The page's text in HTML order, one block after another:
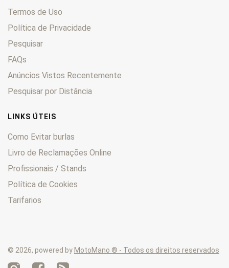
FXDXT 0
FXE 0
FXEF
FXR 0
FXRS
FXS 0
FXST 0
FXSTB 0
FXSTC 0
FXSTD 0
FXSTDI
KHE 0
KHF
Termos de Uso
Política de Privacidade
Pesquisar
FAQs
Anúncios Vistos Recentemente
Pesquisar por Distância
LINKS ÚTEIS
Como Evitar burlas
Livro de Reclamações Online
Profissionais / Stands
Política de Cookies
Tarifarios
© 2026, powered by MotoMano ® - Todos os direitos reservados